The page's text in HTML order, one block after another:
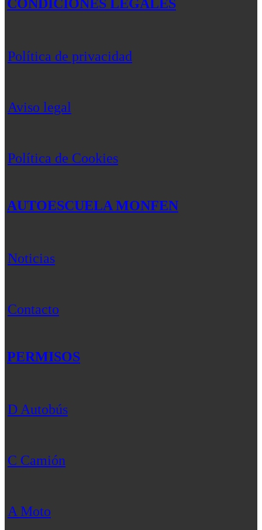
CONDICIONES LEGALES
Política de privacidad
Aviso legal
Política de Cookies
AUTOESCUELA MONFEN
Noticias
Contacto
PERMISOS
D Autobús
C Camión
A Moto